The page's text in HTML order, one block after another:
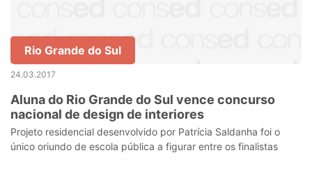
Rio Grande do Sul
24.03.2017
Aluna do Rio Grande do Sul vence concurso
nacional de design de interiores
Projeto residencial desenvolvido por Patrícia Saldanha foi o
único oriundo de escola pública a figurar entre os finalistas